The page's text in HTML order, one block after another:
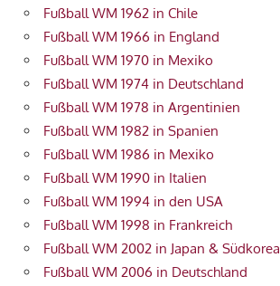
Fußball WM 1962 in Chile
Fußball WM 1966 in England
Fußball WM 1970 in Mexiko
Fußball WM 1974 in Deutschland
Fußball WM 1978 in Argentinien
Fußball WM 1982 in Spanien
Fußball WM 1986 in Mexiko
Fußball WM 1990 in Italien
Fußball WM 1994 in den USA
Fußball WM 1998 in Frankreich
Fußball WM 2002 in Japan & Südkorea
Fußball WM 2006 in Deutschland